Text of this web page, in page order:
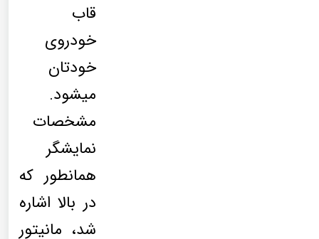
قاب
خودروی
خودتان
میشود.
مشخصات
نمایشگر
همانطور که
در بالا اشاره
شد، مانیتور